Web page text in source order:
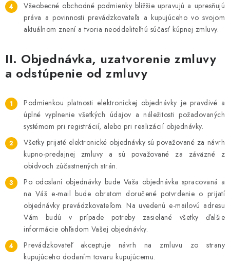
OBCHOD
O NÁS
ČINNOSTI
REFERENCIE
KARIÉRA
VÝPREDAJ
ÚLOŽNÝ MATERIÁL
DOMÁCNOSŤ
ELEKTROMEROVÉ ROZVÁDZAČE
Všeobecné obchodné podmienky bližšie upravujú a upresňujú
práva a povinnosti prevádzkovateľa a kupujúceho vo svojom
aktuálnom znení a tvoria neoddeliteľnú súčasť kúpnej zmluvy.
II. Objednávka, uzatvorenie zmluvy
a odstúpenie od zmluvy
Podmienkou platnosti elektronickej objednávky je pravdivé a
úplné vyplnenie všetkých údajov a náležitosti požadovaných
systémom pri registrácií, alebo pri realizácií objednávky.
Všetky prijaté elektronické objednávky sú považované za návrh
kupno-predajnej zmluvy a sú považované za záväzné z
obidvoch zúčastnených strán.
Po odoslaní objednávky bude Vaša objednávka spracovaná a
na Váš e-mail bude obratom doručené potvrdenie o prijatí
objednávky prevádzkovateľom. Na uvedenú e-mailovú adresu
Vám budú v prípade potreby zasielané všetky ďalšie
informácie ohľadom Vašej objednávky.
Prevádzkovateľ akceptuje návrh na zmluvu zo strany
kupujúceho dodaním tovaru kupujúcemu.